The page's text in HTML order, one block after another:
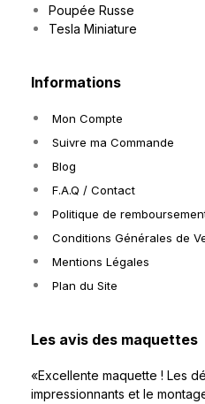
Poupée Russe
Tesla Miniature
Informations
Mon Compte
Suivre ma Commande
Blog
F.A.Q / Contact
Politique de
Conditions Générales de
Mentions Légales
Plan du Site
Les avis des maquettes
«Excellente maquette ! Les
impressionnants et le